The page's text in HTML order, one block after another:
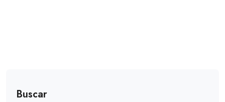
Buscar